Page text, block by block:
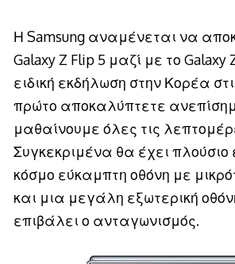
Η Samsung αναμένεται να
Galaxy Z Flip 5 μαζί με το Galaxy
ειδική εκδήλωση στην Κορέα
πρώτο αποκαλύπτετε
μαθαίνουμε όλες τις
Συγκεκριμένα θα έχει πλούσιο
κόσμο εύκαμπτη οθόνη με
και μια μεγάλη εξωτερική
επιβάλει ο ανταγωνισμός.